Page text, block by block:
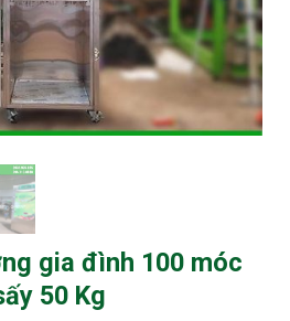
gia đình 100 móc
50 Kg